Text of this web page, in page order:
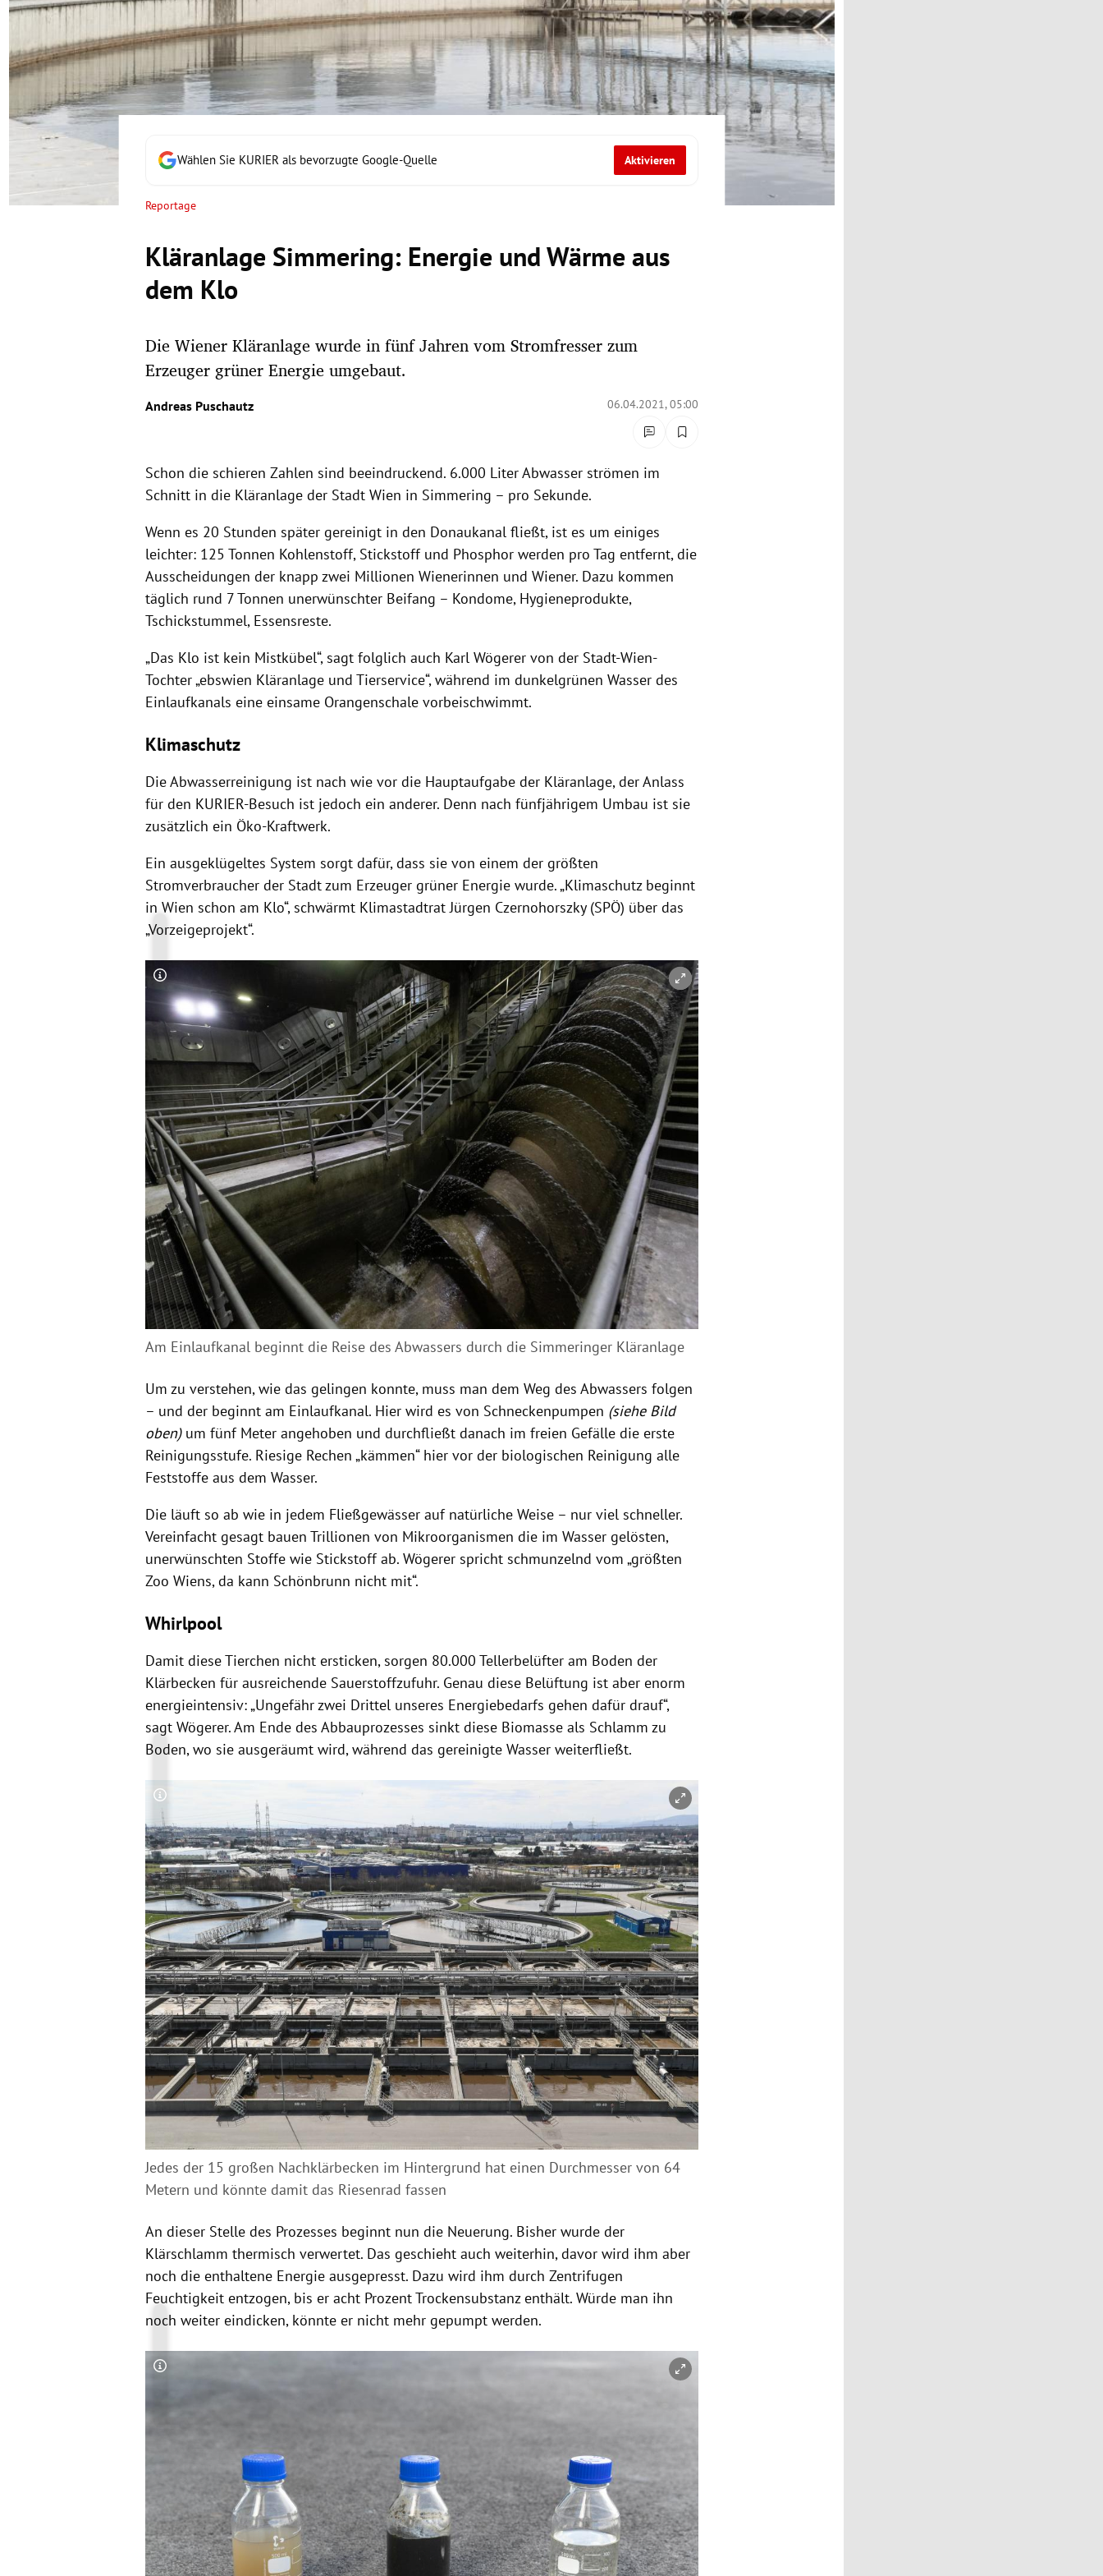
Untermenü
Untermenü
Untermenü
Untermenü
Wählen Sie KURIER als bevorzugte Google-Quelle Aktivieren
Reportage
Kläranlage Simmering: Energie und Wärme aus
dem Klo
Die Wiener Kläranlage wurde in fünf Jahren vom Stromfresser zum
Erzeuger grüner Energie umgebaut.
Andreas Puschautz 06.04.2021, 05:00
Schon die schieren Zahlen sind beeindruckend. 6.000 Liter Abwasser strömen im
Schnitt in die Kläranlage der Stadt Wien in Simmering – pro Sekunde.
Wenn es 20 Stunden später gereinigt in den Donaukanal fließt, ist es um einiges
leichter: 125 Tonnen Kohlenstoff, Stickstoff und Phosphor werden pro Tag entfernt, die
Ausscheidungen der knapp zwei Millionen Wienerinnen und Wiener. Dazu kommen
täglich rund 7 Tonnen unerwünschter Beifang – Kondome, Hygieneprodukte,
Tschickstummel, Essensreste.
„Das Klo ist kein Mistkübel“, sagt folglich auch Karl Wögerer von der Stadt-Wien-
Tochter „ebswien Kläranlage und Tierservice“, während im dunkelgrünen Wasser des
Einlaufkanals eine einsame Orangenschale vorbeischwimmt.
Klimaschutz
Die Abwasserreinigung ist nach wie vor die Hauptaufgabe der Kläranlage, der Anlass
für den KURIER-Besuch ist jedoch ein anderer. Denn nach fünfjährigem Umbau ist sie
zusätzlich ein Öko-Kraftwerk.
Ein ausgeklügeltes System sorgt dafür, dass sie von einem der größten
Stromverbraucher der Stadt zum Erzeuger grüner Energie wurde. „Klimaschutz beginnt
in Wien schon am Klo“, schwärmt Klimastadtrat Jürgen Czernohorszky (SPÖ) über das
„Vorzeigeprojekt“.
Copyright-Hinweis öffnen/schließen
Am Einlaufkanal beginnt die Reise des Abwassers durch die Simmeringer Kläranlage
Um zu verstehen, wie das gelingen konnte, muss man dem Weg des Abwassers folgen
– und der beginnt am Einlaufkanal. Hier wird es von Schneckenpumpen (siehe Bild
oben)um fünf Meter angehoben und durchfließt danach im freien Gefälle die erste
Reinigungsstufe. Riesige Rechen „kämmen“ hier vor der biologischen Reinigung alle
Feststoffe aus dem Wasser.
Die läuft so ab wie in jedem Fließgewässer auf natürliche Weise – nur viel schneller.
Vereinfacht gesagt bauen Trillionen von Mikroorganismen die im Wasser gelösten,
unerwünschten Stoffe wie Stickstoff ab. Wögerer spricht schmunzelnd vom „größten
Zoo Wiens, da kann Schönbrunn nicht mit“.
Whirlpool
Damit diese Tierchen nicht ersticken, sorgen 80.000 Tellerbelüfter am Boden der
Klärbecken für ausreichende Sauerstoffzufuhr. Genau diese Belüftung ist aber enorm
energieintensiv: „Ungefähr zwei Drittel unseres Energiebedarfs gehen dafür drauf“,
sagt Wögerer. Am Ende des Abbauprozesses sinkt diese Biomasse als Schlamm zu
Boden, wo sie ausgeräumt wird, während das gereinigte Wasser weiterfließt.
Copyright-Hinweis öffnen/schließen
Jedes der 15 großen Nachklärbecken im Hintergrund hat einen Durchmesser von 64
Metern und könnte damit das Riesenrad fassen
An dieser Stelle des Prozesses beginnt nun die Neuerung. Bisher wurde der
Klärschlamm thermisch verwertet. Das geschieht auch weiterhin, davor wird ihm aber
noch die enthaltene Energie ausgepresst. Dazu wird ihm durch Zentrifugen
Feuchtigkeit entzogen, bis er acht Prozent Trockensubstanz enthält. Würde man ihn
noch weiter eindicken, könnte er nicht mehr gepumpt werden.
Copyright-Hinweis öffnen/schließen